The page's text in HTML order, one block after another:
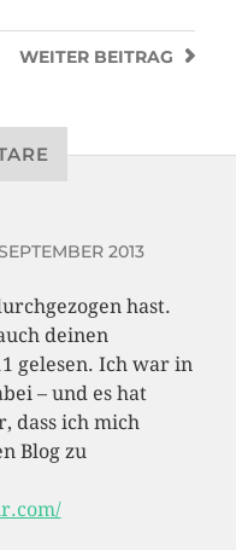
WEITER BEITRAG
2013
hast.
deinen
gelesen. Ich war in
– und es hat
dass ich mich
Blog zu